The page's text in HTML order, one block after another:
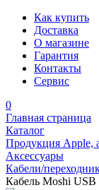
Как купить
Доставка
О магазине
Гарантия
Контакты
Сервис
0
Главная страница
Каталог
Продукция Apple,
Аксессуары
Кабели/
Кабель Moshi USB